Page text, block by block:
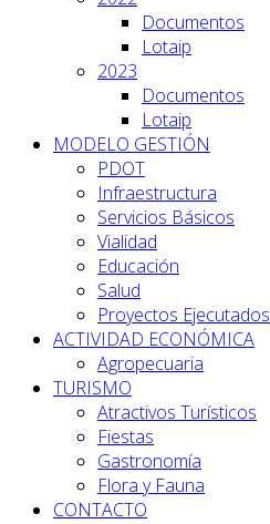
Documentos
Lotaip
2023
Documentos
Lotaip
MODELO GESTIÓN
PDOT
Infraestructura
Servicios Básicos
Vialidad
Educación
Salud
Proyectos Ejecutados
ACTIVIDAD ECONÓMICA
Agropecuaria
TURISMO
Atractivos Turísticos
Fiestas
Gastronomía
Flora y Fauna
CONTACTO